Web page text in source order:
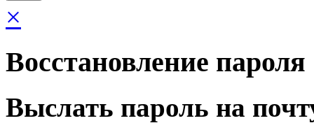
×
Восстановление пароля
Выслать пароль на